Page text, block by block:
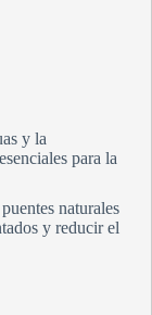
y la
para la
naturales
y reducir el